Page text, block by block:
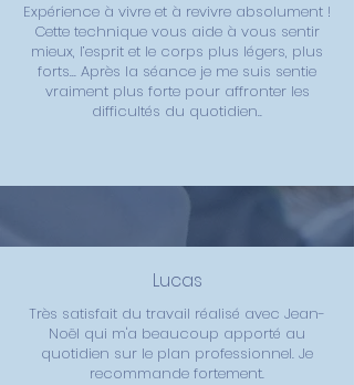
Expérience à vivre et à revivre absolument !
Cette technique vous aide à vous sentir
mieux, l’esprit et le corps plus légers, plus
forts... Après la séance je me suis sentie
vraiment plus forte pour affronter les
difficultés du quotidien..
Lucas
Très satisfait du travail réalisé avec Jean-
Noël qui m'a beaucoup apporté au
quotidien sur le plan professionnel. Je
recommande fortement.